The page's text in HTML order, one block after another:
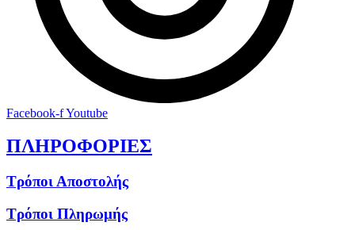
Facebook-fYoutube
ΠΛΗΡΟΦΟΡΙΕΣ
Τρόποι Αποστολής
Τρόποι Πληρωμής